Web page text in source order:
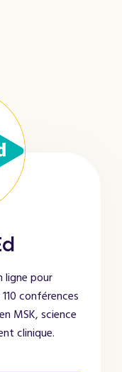
ligne pour
conférences
MSK, science
clinique.